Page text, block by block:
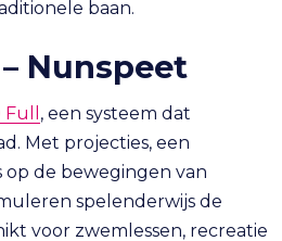
baan.
Nunspeet
, een systeem dat
Met projecties, een
de bewegingen van
spelenderwijs de
voor zwemlessen, recreatie